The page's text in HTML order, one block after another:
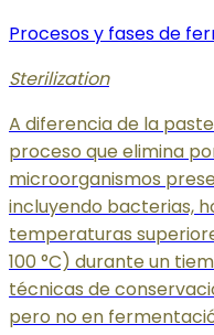
Procesos y fases de
Sterilization
A diferencia de la
proceso que elimina
microorganismos
incluyendo bacterias,
temperaturas
100 °C) durante un
técnicas de
pero no en